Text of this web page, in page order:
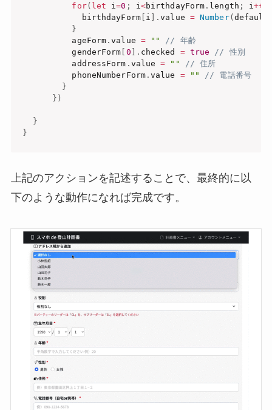
for( let i=0 ; i<birthdayForm . length ; i++
            birthdayForm
[ i .value = Number(
}
          ageForm
.value = ""
// 年齢
          genderForm
0 . checked = true
// 性別
          addressForm
. value = ""
// 住所
          phoneNumberForm
.value = ""
// 電話番号
}
} )
}
}
上記のアクションを記述することで、最終的に以
下のような動作になれば完成です。